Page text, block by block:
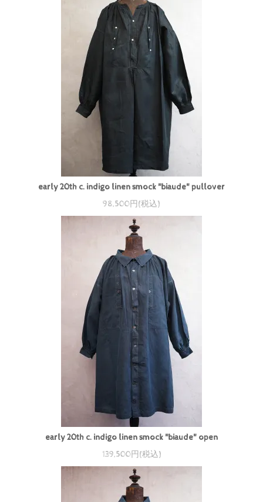
early 20th c. indigo linen smock "biaude" pullover
98,500円(税込)
early 20th c. indigo linen smock "biaude" open
139,500円(税込)